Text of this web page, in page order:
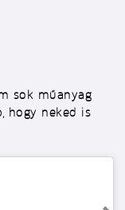
sok műanyag
hogy neked is